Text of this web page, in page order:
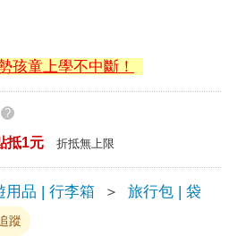
孩童上學不中斷！
?
抵1元 折抵無上限
用品 | 行李箱 ＞
旅行包 | 袋
蹤